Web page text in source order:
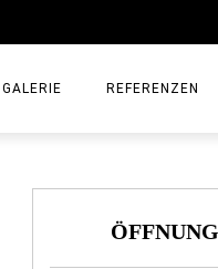
GALERIE REFERENZEN